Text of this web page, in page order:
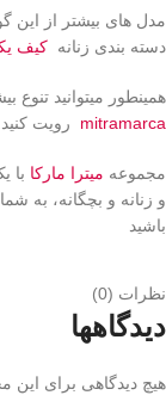
مدل های بیشتر از این
دسته بندی زنانه کیف
همینطور میتوانید تنوع
mitramarca رویت
مجموعه میترا مارکا با
و زنانه و بچگانه، به
باشید
نظرات (0)
دیدگاهها
هیچ دیدگاهی برای